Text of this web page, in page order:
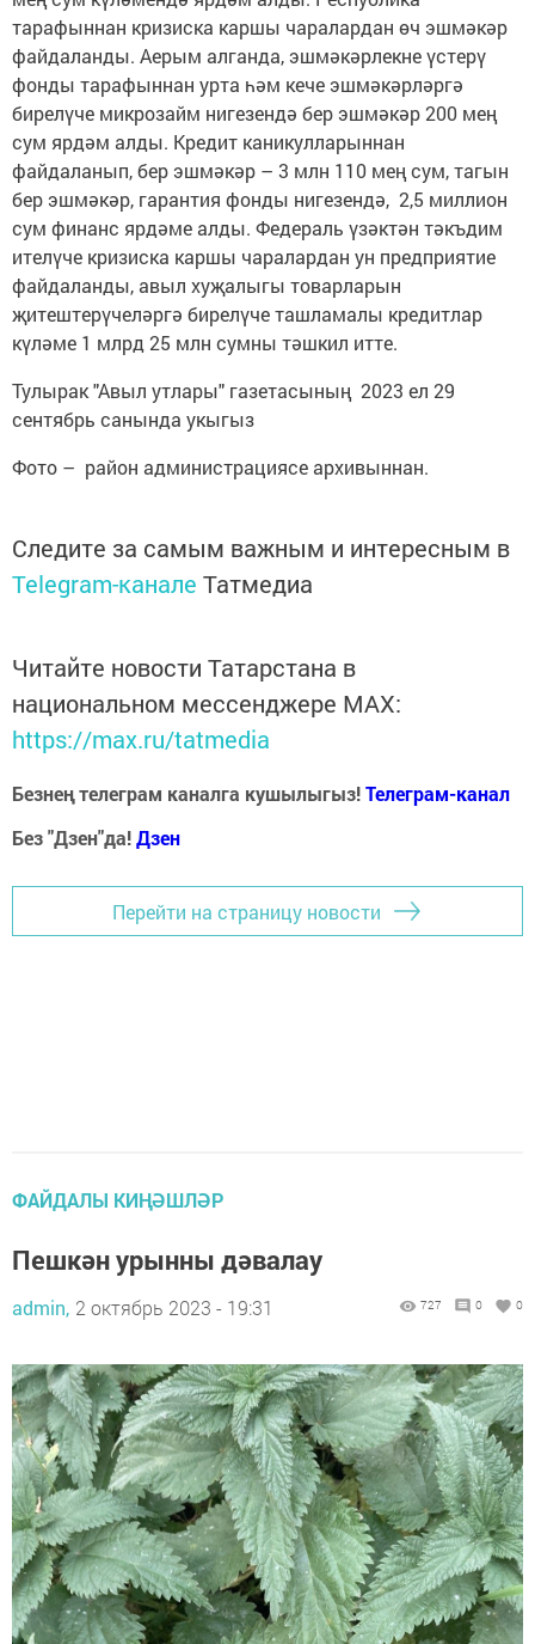
тарафыннан кризиска каршы чаралардан өч эшмәкәр
файдаланды. Аерым алганда, эшмәкәрлекне үстерү
фонды тарафыннан урта һәм кече эшмәкәрләргә
бирелүче микрозайм нигезендә бер эшмәкәр 200 мең
сум ярдәм алды. Кредит каникулларыннан
файдаланып, бер эшмәкәр – 3 млн 110 мең сум, тагын
бер эшмәкәр, гарантия фонды нигезендә, 2,5 миллион
сум финанс ярдәме алды. Федераль үзәктән тәкъдим
ителүче кризиска каршы чаралардан ун предприятие
файдаланды, авыл хуҗалыгы товарларын
җитештерүчеләргә бирелүче ташламалы кредитлар
күләме 1 млрд 25 млн сумны тәшкил итте.
Тулырак "Авыл утлары" газетасының 2023 ел 29
сентябрь санында укыгыз
Фото – район администрациясе архивыннан.
Следите за самым важным и интересным в
Telegram-канале Татмедиа
Читайте новости Татарстана в
национальном мессенджере MАХ:
https://max.ru/tatmedia
Безнең телеграм каналга кушылыгыз!Телеграм-канал
Без "Дзен"да!Дзен
Перейти на страницу новости
ФАЙДАЛЫ КИҢӘШЛӘР
Пешкән урынны дәвалау
admin, 2 октябрь 2023 - 19:31 727 0 0